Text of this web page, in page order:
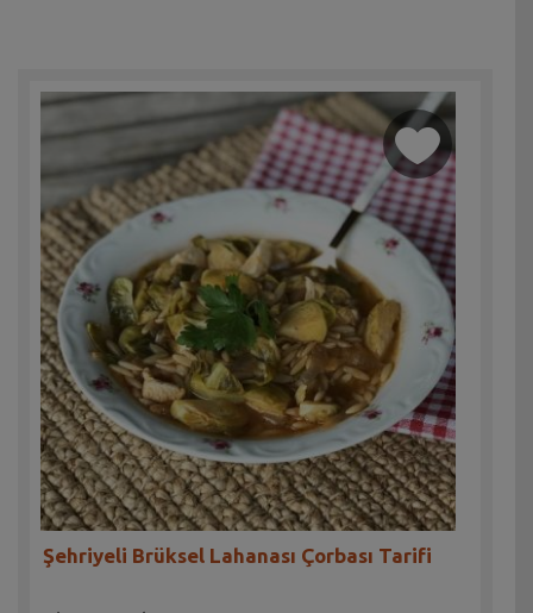
Şehriyeli Brüksel Lahanası Çorbası Tarifi